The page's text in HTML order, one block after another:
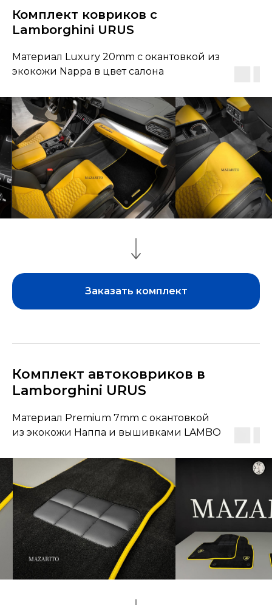
Комплект ковриков с
Lamborghini URUS
Материал Luxury 20mm с окантовкой из
экокожи Nappa в цвет салона
Заказать комплект
Комплект автоковриков в
Lamborghini URUS
Материал Premium 7mm с окантовкой
из экокожи Наппа и вышивками LAMBO